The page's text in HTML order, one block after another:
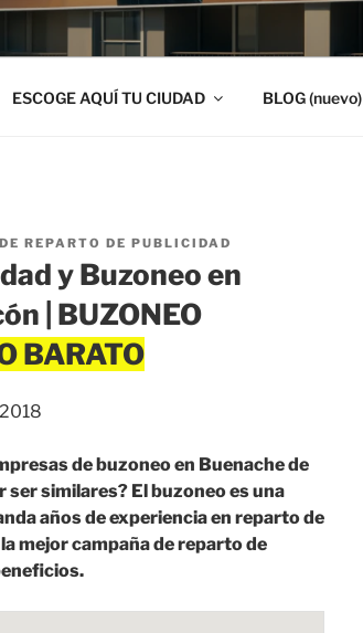
ESCOGE AQUÍ TU CIUDAD BLOG (nuevo)
REPARTO DE PUBLICIDAD
y Buzoneo en
| BUZONEO
de buzoneo en Buenache de
similares? El buzoneo es una
años de experiencia en reparto de
mejor campaña de reparto de